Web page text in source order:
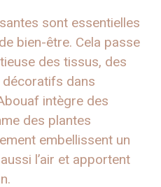
sont essentielles
bien-être. Cela passe
des tissus, des
dans
intègre des
des plantes
embellissent un
l’air et apportent